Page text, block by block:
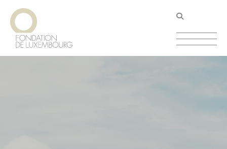
Direkt
zum
Inhalt
Cookie-Einstellungen